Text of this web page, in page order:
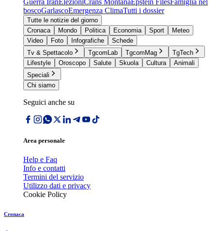
Guerra IranElezioniCrans MontanaEpstein FilesFamiglia nel
boscoGarlascoEmergenza ClimaTutti i dossier
Tutte le notizie del giorno
Cronaca
Mondo Politica Economia Sport
Meteo
Video
Foto Infografiche
Schede
Tv & Spettacolo
TgcomLab TgcomMag
TgTech
Lifestyle
Oroscopo Salute Skuola Cultura
Animali
Speciali
Chi siamo
Seguici anche su
Area personale
Help e Faq
Info e contatti
Termini del servizio
Utilizzo dati e privacy
Cookie Policy
Cronaca